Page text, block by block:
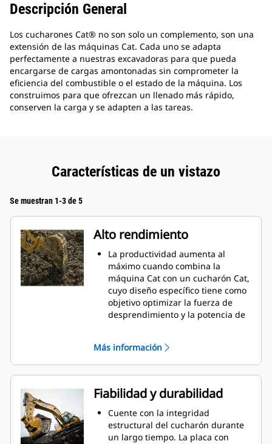
Descripción General
Los cucharones Cat® no son solo un complemento, son una
extensión de las máquinas Cat. Cada uno se adapta
perfectamente a nuestras excavadoras para que pueda
encargarse de cargas amontonadas sin comprometer la
eficiencia del combustible o el estado de la máquina. Los
construimos para que ofrezcan un llenado más rápido,
conserven la carga y se adapten a las tareas.
Características de un vistazo
Se muestran 1-3 de 5
Alto rendimiento
La productividad aumenta al
máximo cuando combina la
máquina Cat con un cucharón Cat,
cuyo diseño específico tiene como
objetivo optimizar la fuerza de
desprendimiento y la potencia de
radio mejora el flujo de material
hacia el cucharón. El espacio libre
del talón agregado asegura que la
parte inferior del cucharón no se
arrastre, lo que reduce los costos
de mantenimiento.
El consumo de combustible
alcanza el punto máximo durante
Más información
Fiabilidad y durabilidad
Cuente con la integridad
estructural del cucharón durante
un largo tiempo. La placa con